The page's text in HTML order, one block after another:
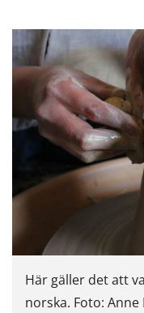
Här gäller det att
norska. Foto: